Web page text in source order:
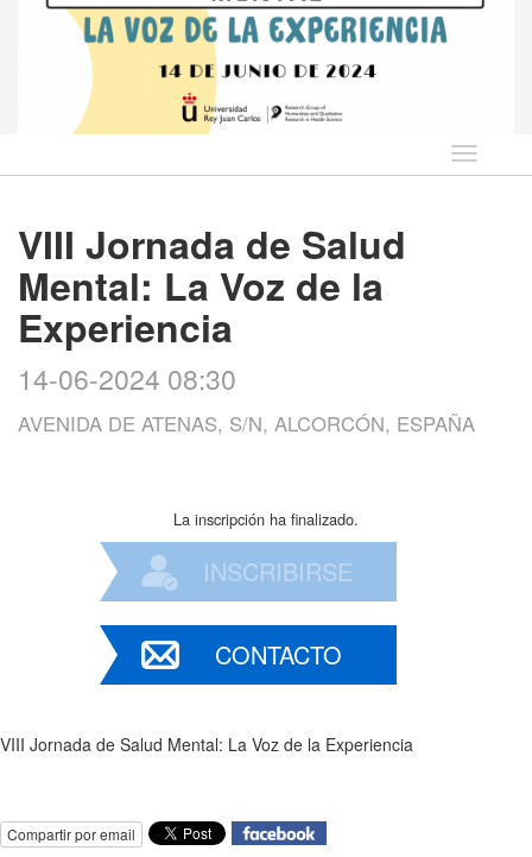
Idioma
VIII Jornada de Salud
Mental: La Voz de la
Experiencia
14-06-2024 08:30
AVENIDA DE ATENAS, S/N, ALCORCÓN, ESPAÑA
La inscripción ha finalizado.
INSCRIBIRSE
CONTACTO
VIII Jornada de Salud Mental: La Voz de la Experiencia
Compartir por email